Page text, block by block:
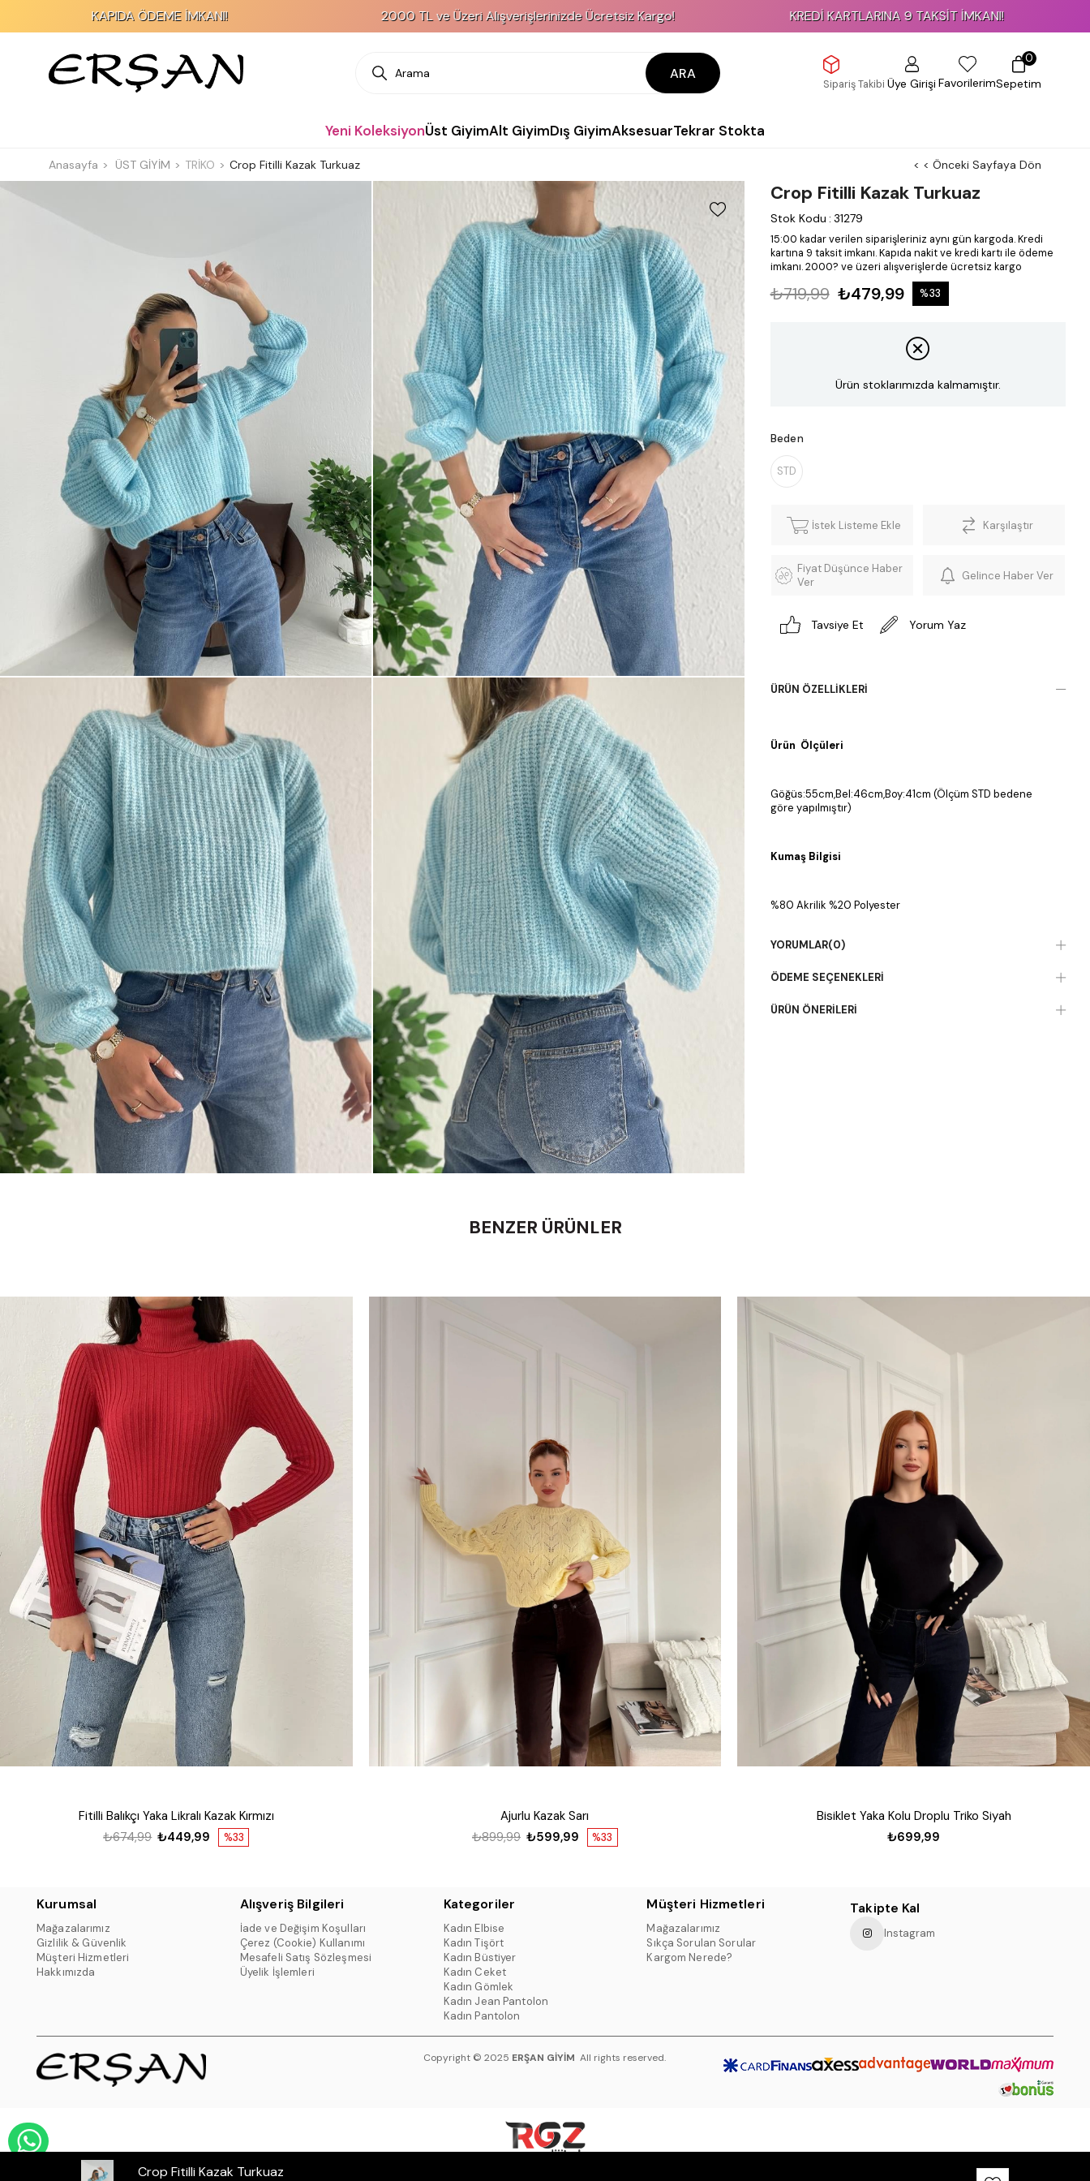
KAPIDA ÖDEME İMKANI! 2000 TL ve Üzeri Alışverişlerinizde Ücretsiz Kargo! KREDİ KARTLARINA 9 TAKSİT İMKANI!
ARA
Sipariş Takibi Üye GirişiFavorilerimSepetim
0
Yeni KoleksiyonÜst GiyimAlt GiyimDış GiyimAksesuarTekrar Stokta
Anasayfa ÜST GİYİM TRİKO Crop Fitilli Kazak Turkuaz < < Önceki Sayfaya Dön
Crop Fitilli Kazak Turkuaz
Stok Kodu : 31279
15:00 kadar verilen siparişleriniz aynı gün kargoda. Kredi
kartına 9 taksit imkanı. Kapıda nakit ve kredi kartı ile ödeme
imkanı. 2000? ve üzeri alışverişlerde ücretsiz kargo
₺719,99 ₺479,99 %33
Ürün stoklarımızda kalmamıştır.
Beden
STD
İstek Listeme Ekle Karşılaştır
Fiyat Düşünce Haber
Ver
Gelince Haber Ver
Tavsiye Et Yorum Yaz
ÜRÜN ÖZELLIKLERI
Ürün Ölçüleri
Göğüs:55cm,Bel:46cm,Boy:41cm (Ölçüm STD bedene
göre yapılmıştır)
Kumaş Bilgisi
%80 Akrilik %20 Polyester
YORUMLAR(0)
ÖDEME SEÇENEKLERI
ÜRÜN ÖNERILERI
BENZER ÜRÜNLER
Fitilli Balıkçı Yaka Likralı Kazak Kırmızı
%33
₺449,99
₺674,99
Ajurlu Kazak Sarı
%33
₺599,99
₺899,99
Bisiklet Yaka Kolu Droplu Triko Siyah
₺699,99
Kurumsal
Mağazalarımız
Gizlilik & Güvenlik
Müşteri Hizmetleri
Hakkımızda
Alışveriş Bilgileri
İade ve Değişim Koşulları
Çerez (Cookie) Kullanımı
Mesafeli Satış Sözleşmesi
Üyelik İşlemleri
Kategoriler
Kadın Elbise
Kadın Tişört
Kadın Büstiyer
Kadın Ceket
Kadın Gömlek
Kadın Jean Pantolon
Kadın Pantolon
Müşteri Hizmetleri
Mağazalarımız
Sıkça Sorulan Sorular
Kargom Nerede?
Takipte Kal
Instagram
Copyright © 2025 ERŞAN GİYİM All rights reserved.
Crop Fitilli Kazak Turkuaz